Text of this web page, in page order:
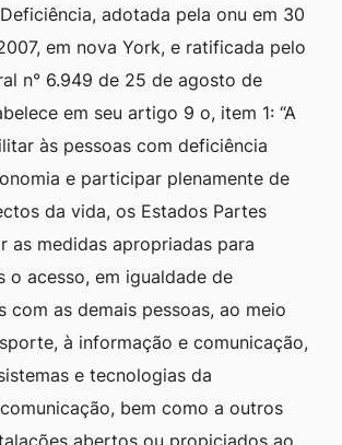
adotada pela onu em 30
em nova York, e ratificada pelo
n° 6.949 de 25 de agosto de
em seu artigo 9 o, item 1: “A
às pessoas com deficiência
e participar plenamente de
da vida, os Estados Partes
as medidas apropriadas para
o acesso, em igualdade de
com as demais pessoas, ao meio
à informação e comunicação,
e tecnologias da
bem como a outros
abertos ou propiciados ao